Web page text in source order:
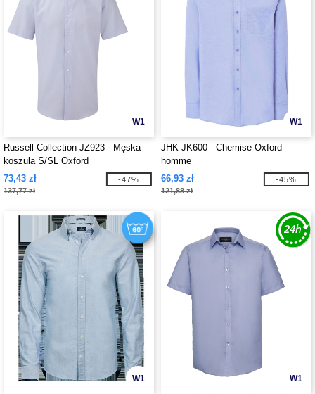
W1
Russell Collection JZ923 - Męska
koszula S/SL Oxford
73,43 zł
137,77 zł
-47%
W1
JHK JK600 - Chemise Oxford
homme
66,93 zł
121,88 zł
-45%
W1 W1